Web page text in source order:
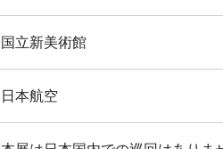
国立新美術館
日本航空